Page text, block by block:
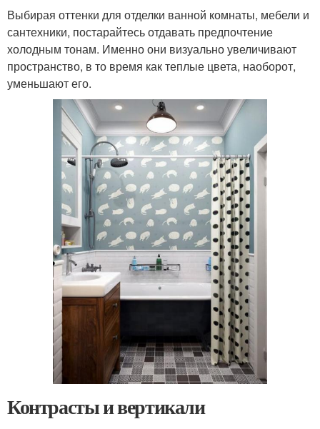
Выбирая оттенки для отделки ванной комнаты, мебели и
сантехники, постарайтесь отдавать предпочтение
холодным тонам. Именно они визуально увеличивают
пространство, в то время как теплые цвета, наоборот,
уменьшают его.
Контрасты и вертикали